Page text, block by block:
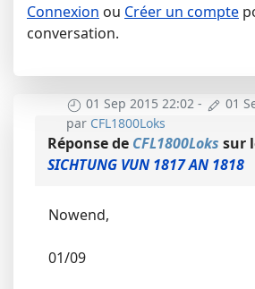
Connexion ou Créer un compte
conversation.
01 Sep 2015 22:02 - 01
par CFL1800Loks
Réponse de CFL1800Loks sur
SICHTUNG VUN 1817 AN 1818
Nowend,
01/09